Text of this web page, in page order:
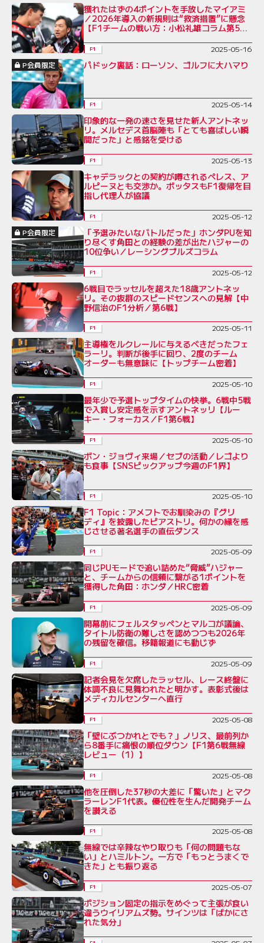
獲れたはずの4ポイントを手放したマイアミ
／2026年導入の新規則は“救済措置”に懸念
【F1チームの戦い方：小松礼雄コラム第5
F1
2025-05-16
P会員限定
パドック裏話：ローソン、ゴルフに大ハマり
F1 2025-05-14
印象的な一発の速さを見せた新人アントネッ
リ。メルセデス首脳陣も「とても喜ばしい瞬
間だった」と感銘を受ける
F1 2025-05-13
キャデラックとの契約が噂されるペレス、ア
ルピーヌとも交渉か。ボッタスもF1復帰を目
指し代理人が協議
F1
2025-05-12
P会員限定
「予選みたいなバトルだった」ホンダPUを知
り尽くす角田との経験の差が出たハジャーの
10位争い／レーシングブルズコラム
F1 2025-05-12
6戦目でラッセルを超えた18歳アントネッ
リ。その抜群のスピードセンスへの見解【中
野信治のF1分析／第6戦】
F1 2025-05-11
主導権をルクレールに与えるべきだったフェ
ラーリ。判断が後手に回り、2度のチーム
オーダーも無意味に【トップチーム密着】
F1 2025-05-10
最年少で予選トップタイムの快挙。6戦中5戦
で入賞し安定感を示すアントネッリ【ルー
キー・フォーカス／F1第6戦】
F1 2025-05-10
ボン・ジョヴィ来場／セブの活動／レゴより
も食事【SNSピックアップ今週のF1界】
F1 2025-05-10
F1 Topic：アメフトでお馴染みの『グリ
ディ』を披露したピアストリ。何かの縁を感
じさせる著名選手の直伝ダンス
F1 2025-05-09
同じPUモードで追い詰めた“脅威”ハジャー
と、チームからの信頼に繋がる1ポイントを
獲得した角田：ホンダ／HRC密着
F1 2025-05-09
開幕前にフェルスタッペンとマルコが議論、
タイトル防衛の難しさを認めつつも2026年
の残留を確信。移籍報道にも動じず
F1 2025-05-09
記者会見を欠席したラッセル、レース終盤に
体調不良に見舞われたと明かす。表彰式後は
メディカルセンターへ直行
F1 2025-05-08
「壁にぶつかれとでも？」ノリス、最前列か
ら8番手に痛恨の順位ダウン【F1第6戦無線
レビュー（1）】
F1 2025-05-08
他を圧倒した37秒の大差に「驚いた」とマク
ラーレンF1代表。優位性を生んだ開発チーム
を讃える
F1 2025-05-08
無線では辛辣なやり取りも「何の問題もな
い」とハミルトン。一方で「もっとうまくで
きた」とも振り返る
F1 2025-05-07
ポジション固定の指示をめぐって主張が食い
違うウイリアムズ勢。サインツは「ばかにさ
れた気分」